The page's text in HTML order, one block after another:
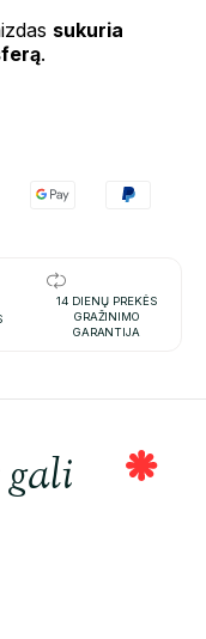
sukuria
.
14 DIENŲ PREKĖS
GRAŽINIMO
GARANTIJA